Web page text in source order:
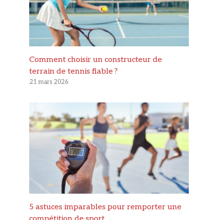
Comment choisir un constructeur de
terrain de tennis fiable ?
21 mars 2026
5 astuces imparables pour remporter une